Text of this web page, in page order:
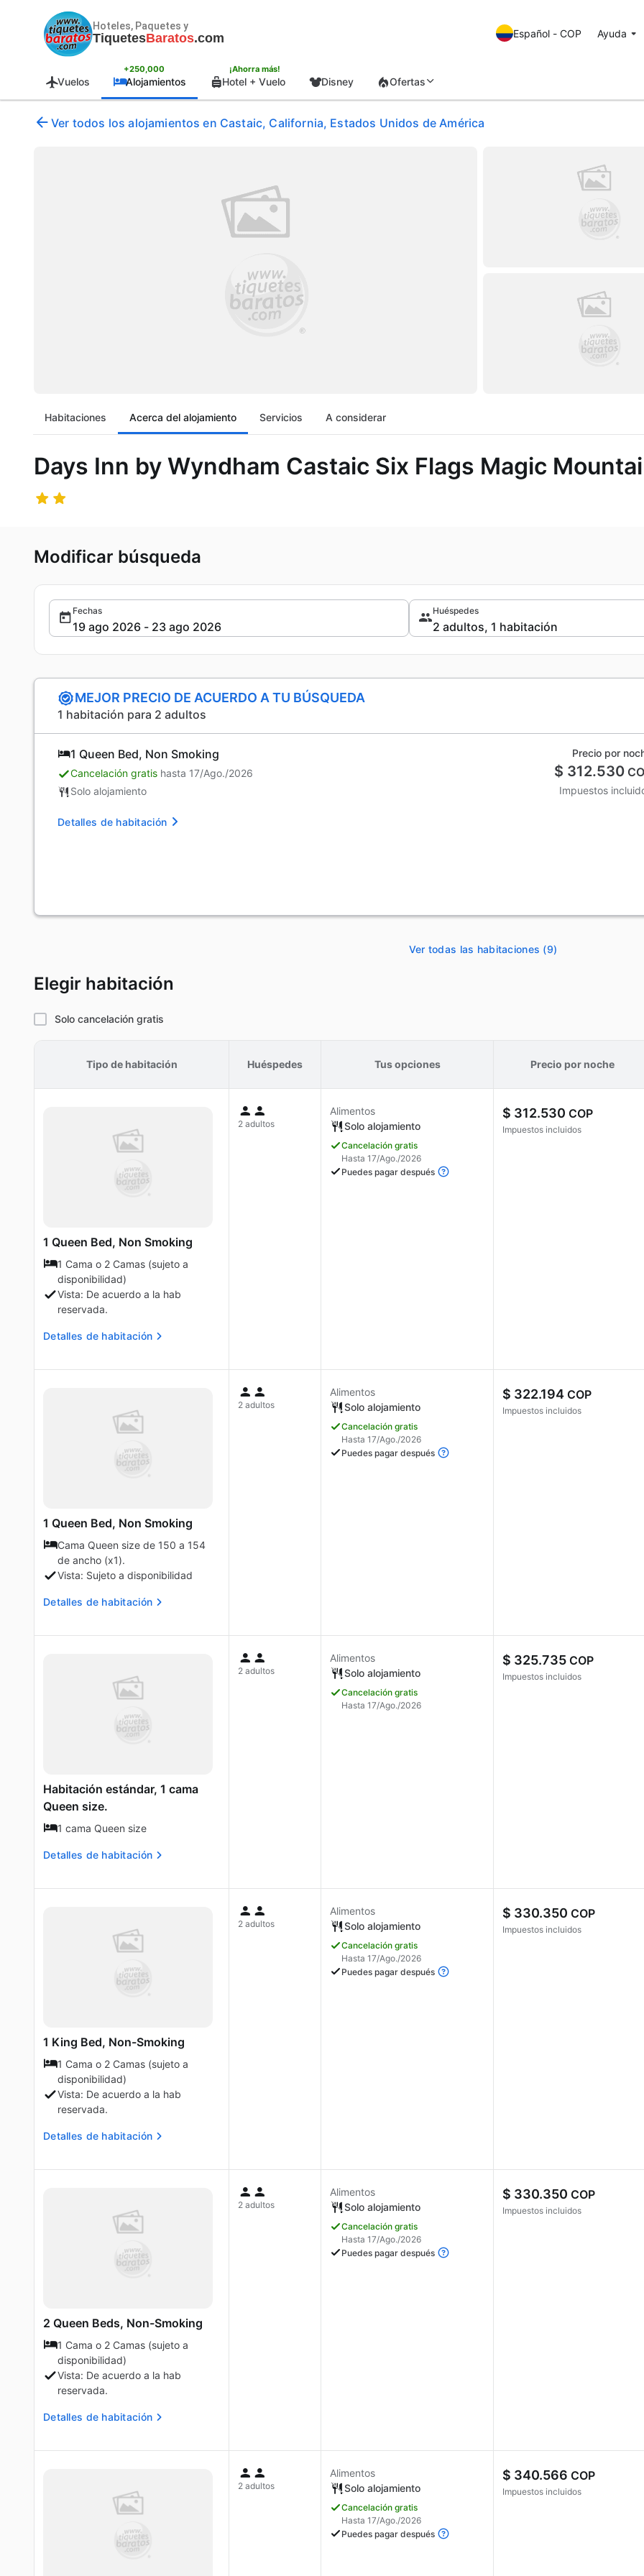
Hoteles, Paquetes y
TiquetesBaratos.com Español - COP Ayuda
Vuelos
+250,000
Alojamientos
¡Ahorra más!
Hotel + Vuelo Disney Ofertas
Ver todos los alojamientos en Castaic, California, Estados Unidos de América
Habitaciones Acerca del alojamiento Servicios A considerar
Days Inn by Wyndham Castaic Six Flags Magic
Modificar búsqueda
Fechas Huéspedes
MEJOR PRECIO DE ACUERDO A TU BÚSQUEDA
1 habitación para 2 adultos
1 Queen Bed, Non Smoking
Cancelación gratis hasta 17/Ago./2026
Solo alojamiento
Detalles de habitación
Precio por
$ 312.530
Impuestos
Ver todas las habitaciones (9)
Elegir habitación
Solo cancelación gratis
Tipo de habitación Huéspedes Tus opciones Precio por noche
1 Queen Bed, Non Smoking
1 Cama o 2 Camas (sujeto a
disponibilidad)
Vista: De acuerdo a la hab
reservada.
Detalles de habitación
2 adultos
Alimentos
Solo alojamiento
Cancelación gratis
Hasta 17/Ago./2026
Puedes pagar después
$ 312.530 COP
Impuestos incluidos
1 Queen Bed, Non Smoking
Cama Queen size de 150 a 154
de ancho (x1).
Vista: Sujeto a disponibilidad
Detalles de habitación
2 adultos
Alimentos
Solo alojamiento
Cancelación gratis
Hasta 17/Ago./2026
Puedes pagar después
$ 322.194 COP
Impuestos incluidos
Habitación estándar, 1 cama
Queen size.
1 cama Queen size
Detalles de habitación
2 adultos
Alimentos
Solo alojamiento
Cancelación gratis
Hasta 17/Ago./2026
$ 325.735 COP
Impuestos incluidos
1 King Bed, Non-Smoking
1 Cama o 2 Camas (sujeto a
disponibilidad)
Vista: De acuerdo a la hab
reservada.
Detalles de habitación
2 adultos
Alimentos
Solo alojamiento
Cancelación gratis
Hasta 17/Ago./2026
Puedes pagar después
$ 330.350 COP
Impuestos incluidos
2 Queen Beds, Non-Smoking
1 Cama o 2 Camas (sujeto a
disponibilidad)
Vista: De acuerdo a la hab
reservada.
Detalles de habitación
2 adultos
Alimentos
Solo alojamiento
Cancelación gratis
Hasta 17/Ago./2026
Puedes pagar después
$ 330.350 COP
Impuestos incluidos
2 adultos
Alimentos
Solo alojamiento
Cancelación gratis
Hasta 17/Ago./2026
Puedes pagar después
$ 340.566 COP
Impuestos incluidos